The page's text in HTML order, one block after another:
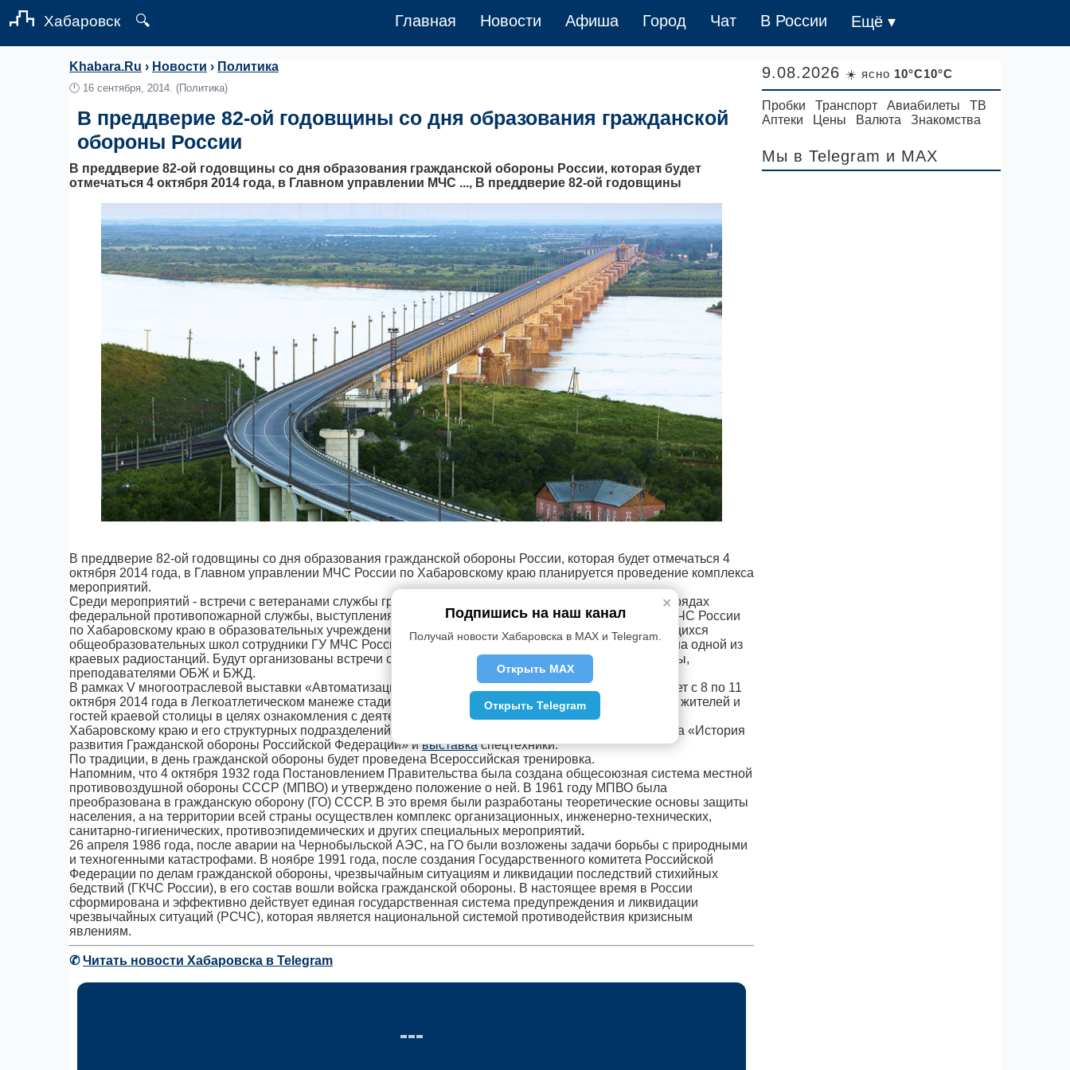
Хабаровск 🔍 Главная Новости Афиша Город Чат В России Ещё ▾
Khabara.Ru › Новости › Политика
🕛 16 сентября, 2014. (Политика)
В преддверие 82-ой годовщины со дня образования гражданской
обороны России
В преддверие 82-ой годовщины со дня образования гражданской обороны России, которая будет
отмечаться 4 октября 2014 года, в Главном управлении МЧС ..., В преддверие 82-ой годовщины
В преддверие 82-ой годовщины со дня образования гражданской обороны России, которая будет отмечаться 4
октября 2014 года, в Главном управлении МЧС России по Хабаровскому краю планируется проведение комплекса
мероприятий.
Среди мероприятий - встречи с ветеранами службы гражданской обороны, Дни открытых дверей в отрядах
федеральной противопожарной службы, выступления руководящего состава Главного управления МЧС России
по Хабаровскому краю в образовательных учреждениях и средствах массовой информации. Для учащихся
общеобразовательных школ сотрудники ГУ МЧС России по Хабаровскому краю проведут радио-урок на одной из
краевых радиостанций. Будут организованы встречи с руководителями объектов Гражданской обороны,
преподавателями ОБЖ и БЖД.
В рамках V многоотраслевой выставки «Автоматизация. Безопасность. Связь – 2014», которая пройдет с 8 по 11
октября 2014 года в Легкоатлетическом манеже стадиона имени В. И. Ленина города Хабаровска, для жителей и
гостей краевой столицы в целях ознакомления с деятельностью Главного управления МЧС России по
Хабаровскому краю и его структурных подразделений будет организована тематическая фотовыставка «История
развития Гражданской обороны Российской Федерации» ивыставкаспецтехники.
По традиции, в день гражданской обороны будет проведена Всероссийская тренировка.
Напомним, что 4 октября 1932 года Постановлением Правительства была создана общесоюзная система местной
противовоздушной обороны СССР (МПВО) и утверждено положение о ней. В 1961 году МПВО была
преобразована в гражданскую оборону (ГО) СССР. В это время были разработаны теоретические основы защиты
населения, а на территории всей страны осуществлен комплекс организационных, инженерно-технических,
санитарно-гигиенических, противоэпидемических и других специальных мероприятий.
26 апреля 1986 года, после аварии на Чернобыльской АЭС, на ГО были возложены задачи борьбы с природными
и техногенными катастрофами. В ноябре 1991 года, после создания Государственного комитета Российской
Федерации по делам гражданской обороны, чрезвычайным ситуациям и ликвидации последствий стихийных
бедствий (ГКЧС России), в его состав вошли войска гражданской обороны. В настоящее время в России
сформирована и эффективно действует единая государственная система предупреждения и ликвидации
чрезвычайных ситуаций (РСЧС), которая является национальной системой противодействия кризисным
явлениям.
✆Читать новости Хабаровска в Telegram
✕
Подпишись на наш канал
Получай новости Хабаровска в MAX и Telegram.
Открыть MAX
Открыть Telegram
9.08.2026 ☀️ ясно 10°C10°C
Пробки Транспорт Авиабилеты
ТВ
Аптеки
Цены Валюта Знакомства
Мы в Telegram и MAX